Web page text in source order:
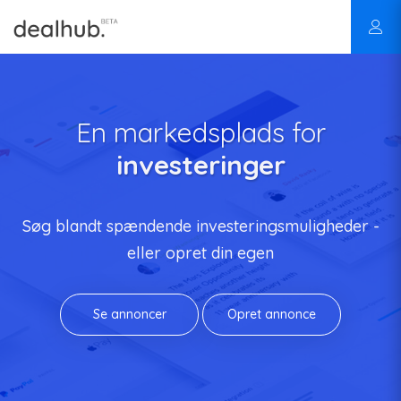
En markedsplads for
investeringer
Søg blandt spændende investeringsmuligheder -
eller opret din egen
Se annoncer Opret annonce